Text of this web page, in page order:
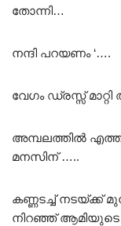
തോന്നി…
നന്ദി പറയണം ‘….
വേഗം ഡ്രസ്സ്
അമ്പലത്തിൽ
മനസിന് …..
കണ്ണടച്ച് നടയ്ക്ക്
നിറഞ്ഞ്